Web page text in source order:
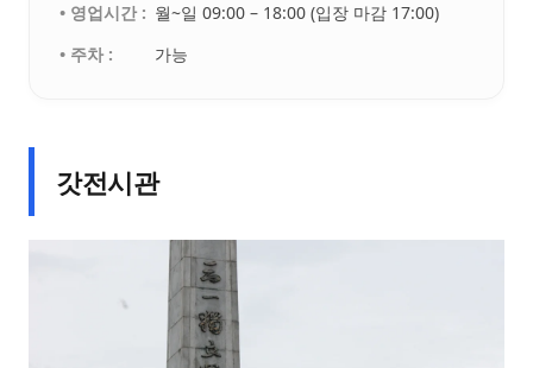
• 영업시간 : 월~일 09:00 – 18:00 (입장 마감 17:00)
• 주차 :
가능
갓전시관